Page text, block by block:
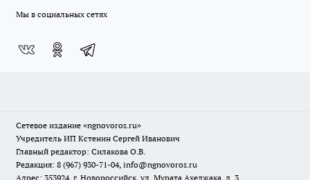
Мы в социальных сетях
Сетевое издание «ngnovoros.ru»
Учредитель ИП Кстенин Сергей Иванович
Главный редактор: Силакова О.В.
Редакция: 8 (967) 930-71-04, info@ngnovoros.ru
Адрес: 353924, г. Новороссийск, ул. Мурата Ахеджака, д. 3